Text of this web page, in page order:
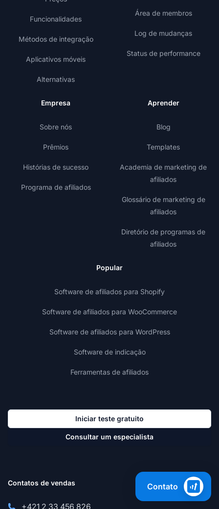
Funcionalidades
Métodos de integração
Aplicativos móveis
Alternativas
Área de membros
Log de mudanças
Status de performance
Empresa
Sobre nós
Prêmios
Histórias de sucesso
Programa de afiliados
Aprender
Blog
Templates
Academia de marketing de
afiliados
Glossário de marketing de
afiliados
Diretório de programas de
afiliados
Popular
Software de afiliados para Shopify
Software de afiliados para WooCommerce
Software de afiliados para WordPress
Software de indicação
Ferramentas de afiliados
Iniciar teste gratuito
Consultar um especialista
Contatos de vendas
+421 2 33 456 826
Contato